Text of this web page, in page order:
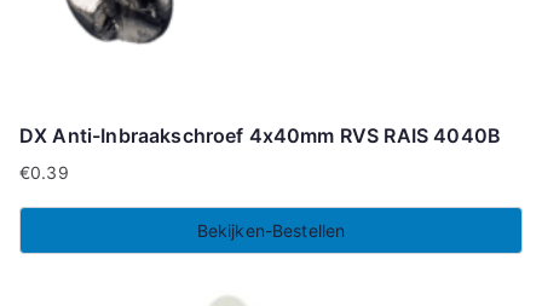
DX Anti-Inbraakschroef 4x40mm RVS RAIS 4040B
€0.39
Bekijken-Bestellen